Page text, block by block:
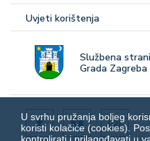
Uvjeti korištenja
Službena
Grada Zagreba
U svrhu pružanja boljeg
koristi kolačiće (cookies).